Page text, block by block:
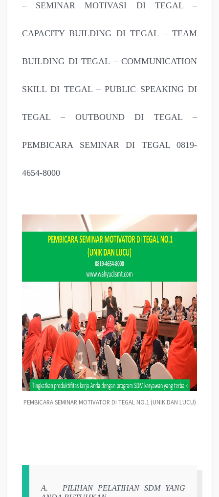
– SEMINAR MOTIVASI DI TEGAL –
CAPACITY BUILDING DI TEGAL – TEAM
BUILDING DI TEGAL – COMMUNICATION
SKILL DI TEGAL – PUBLIC SPEAKING DI
TEGAL – OUTBOUND DI TEGAL –
PEMBICARA SEMINAR DI TEGAL 0819-
4654-8000
PEMBICARA SEMINAR MOTIVATOR DI TEGAL NO.1 (UNIK DAN LUCU)
A.
PILIHAN PELATIHAN SDM YANG